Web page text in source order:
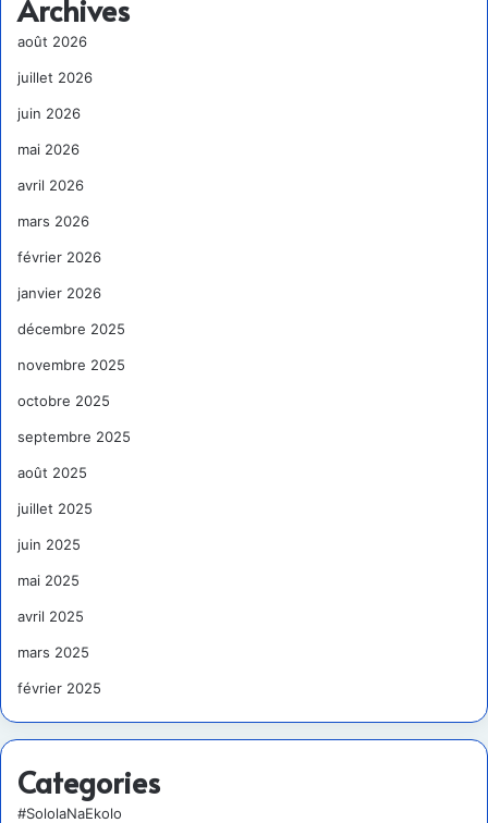
Archives
août 2026
juillet 2026
juin 2026
mai 2026
avril 2026
mars 2026
février 2026
janvier 2026
décembre 2025
novembre 2025
octobre 2025
septembre 2025
août 2025
juillet 2025
juin 2025
mai 2025
avril 2025
mars 2025
février 2025
Categories
#SololaNaEkolo